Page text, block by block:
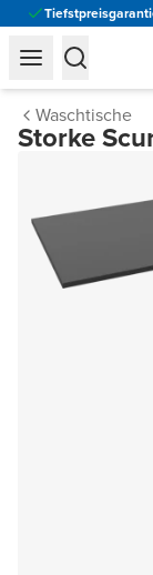
Waschtische
Storke